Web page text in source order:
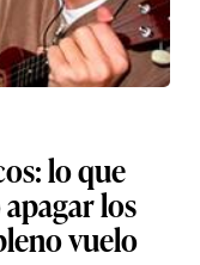
lo que
los
vuelo